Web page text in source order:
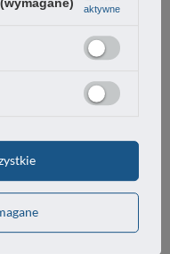
zamków
10,38 zł
aktywne